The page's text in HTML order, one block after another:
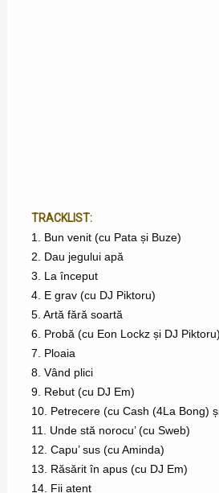
TRACKLIST:
1. Bun venit (cu Pata și Buze)
2. Dau jegului apă
3. La început
4. E grav (cu DJ Piktoru)
5. Artă fără soartă
6. Probă (cu Eon Lockz și DJ Piktoru)
7. Ploaia
8. Vând plici
9. Rebut (cu DJ Em)
10. Petrecere (cu Cash (4La Bong)
11. Unde stă norocu’ (cu Sweb)
12. Capu’ sus (cu Aminda)
13. Răsărit în apus (cu DJ Em)
14. Fii atent